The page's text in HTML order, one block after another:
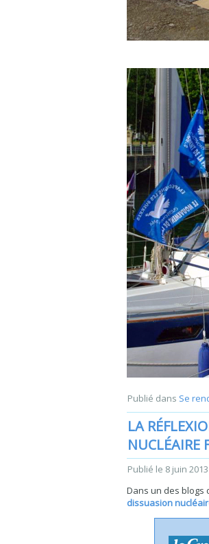
Publié dans Se
LA
NUCLÉAIRE
Publié le 8 juin 2013
Dans un des blogs
dissuasion